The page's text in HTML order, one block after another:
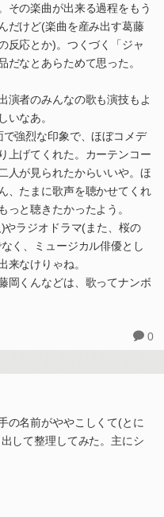
その楽曲が出来る過程をもう
だけど(楽曲を産み出す葛藤
反応とか)。つくづく「ジャ
だなとあらためて思った。
演者のみんなの歌も演技もよ
いなあ。
強烈な印象で、ほぼコメデ
上げてくれた。カーテンコー
人が見られたからいいや。ほ
、たまに歌声を聴かせてくれ
っと聴きたかったよう。
やラジオドラマ(また、桜の
く、ミュージカル俳優とし
来なけりゃね。
岡くんなどは、歌ってナンボ
0
の名前がややこしくて(とに
して整理してみた。主にシ